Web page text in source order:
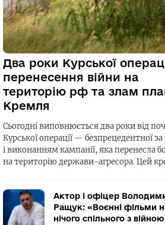
Два роки Курської
перенесення війни на
територію рф та злам
Кремля
Сьогодні виповнюється два роки від
Курської операції — безпрецедентної
і виконанням кампанії, яка перенесла
на територію держави-агресора. Цей
Актор і офіцер
Ращук: «Воєнні фільми
нічого спільного з